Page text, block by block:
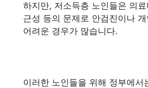
하지만, 저소득층 노인들은 의
근성 등의 문제로 안검진이나
어려운 경우가 많습니다.
이러한 노인들을 위해 정부에서